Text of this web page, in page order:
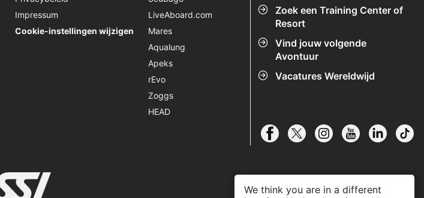
Zoek een Training Center of
Resort
Vind jouw volgende
Avontuur
Vacatures Wereldwijd
Impressum
Cookie-instellingen wijzigen
LiveAboard.com
Mares
Aqualung
Apeks
rEvo
Zoggs
HEAD
We think you are in a different